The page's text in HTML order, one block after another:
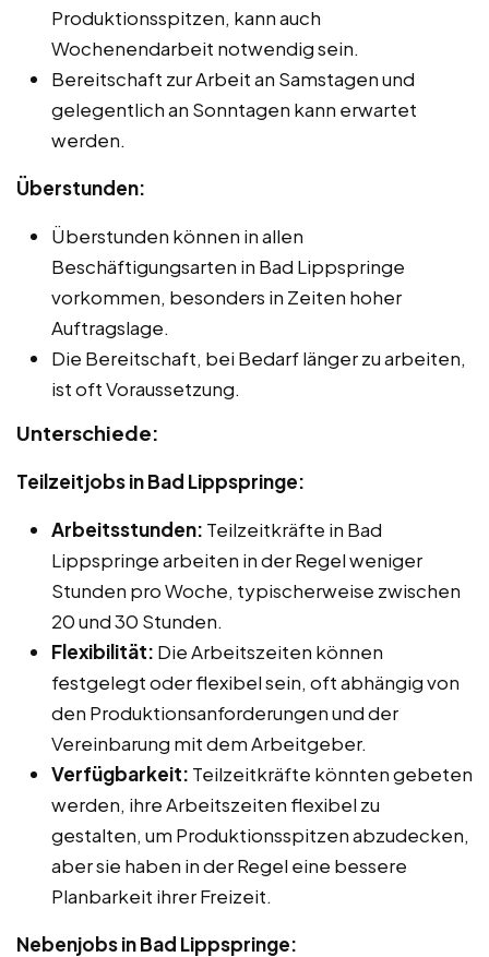
Produktionsspitzen, kann auch
Wochenendarbeit notwendig sein.
Bereitschaft zur Arbeit an Samstagen und
gelegentlich an Sonntagen kann erwartet
werden.
Überstunden:
Überstunden können in allen
Beschäftigungsarten in Bad Lippspringe
vorkommen, besonders in Zeiten hoher
Auftragslage.
Die Bereitschaft, bei Bedarf länger zu arbeiten,
ist oft Voraussetzung.
Unterschiede:
Teilzeitjobs in Bad Lippspringe:
Arbeitsstunden: Teilzeitkräfte in Bad
Lippspringe arbeiten in der Regel weniger
Stunden pro Woche, typischerweise zwischen
20 und 30 Stunden.
Flexibilität: Die Arbeitszeiten können
festgelegt oder flexibel sein, oft abhängig von
den Produktionsanforderungen und der
Vereinbarung mit dem Arbeitgeber.
Verfügbarkeit: Teilzeitkräfte könnten gebeten
werden, ihre Arbeitszeiten flexibel zu
gestalten, um Produktionsspitzen abzudecken,
aber sie haben in der Regel eine bessere
Planbarkeit ihrer Freizeit.
Nebenjobs in Bad Lippspringe: